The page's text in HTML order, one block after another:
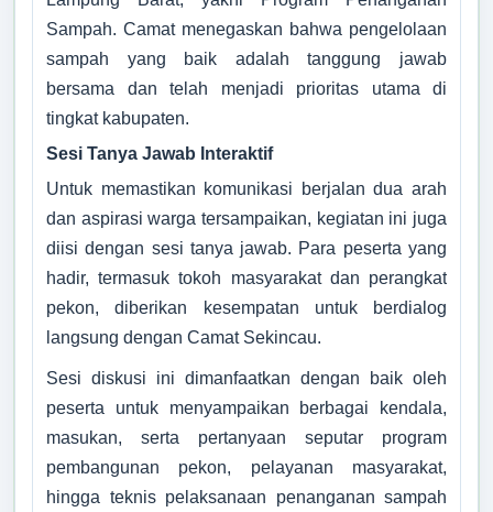
PEKON
PAMPANGAN
Sampah. Camat menegaskan bahwa pengelolaan
sampah yang baik adalah tanggung jawab
bersama dan telah menjadi prioritas utama di
tingkat kabupaten.
Sesi Tanya Jawab Interaktif
Untuk memastikan komunikasi berjalan dua arah
dan aspirasi warga tersampaikan, kegiatan ini juga
diisi dengan sesi tanya jawab. Para peserta yang
hadir, termasuk tokoh masyarakat dan perangkat
pekon, diberikan kesempatan untuk berdialog
langsung dengan Camat Sekincau.
Sesi diskusi ini dimanfaatkan dengan baik oleh
peserta untuk menyampaikan berbagai kendala,
masukan, serta pertanyaan seputar program
pembangunan pekon, pelayanan masyarakat,
hingga teknis pelaksanaan penanganan sampah